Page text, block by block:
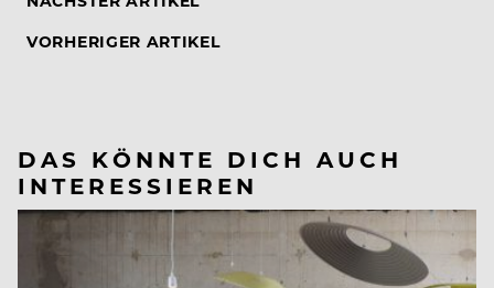
VORHERIGER ARTIKEL
DAS KÖNNTE DICH AUCH
INTERESSIEREN